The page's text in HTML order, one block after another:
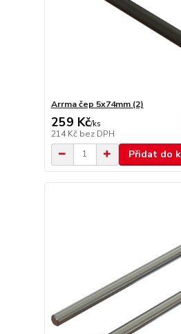
Arrma čep 5x74mm (2)
259 Kč/ks
214 Kč bez DPH
Přidat do